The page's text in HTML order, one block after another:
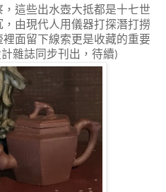
這些出水壺大抵都是十七世
由現代人用儀器打探潛打撈
面留下線索更是收藏的重要
雜誌同步刊出，待續)